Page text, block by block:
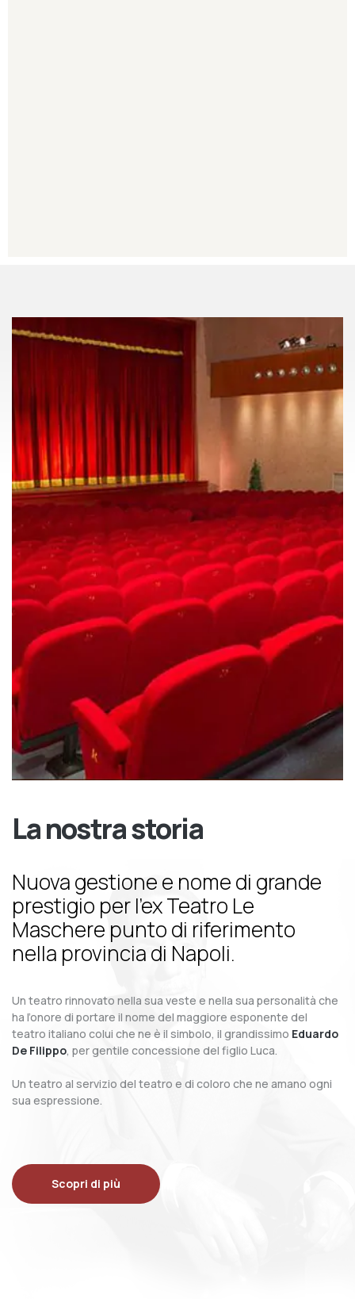
La nostra storia
Nuova gestione e nome di grande
prestigio per l’ex Teatro Le
Maschere punto di riferimento
nella provincia di Napoli.
Un teatro rinnovato nella sua veste e nella sua personalità che
ha l’onore di portare il nome del maggiore esponente del
teatro italiano colui che ne è il simbolo, il grandissimo Eduardo
De Filippo, per gentile concessione del figlio Luca.
Un teatro al servizio del teatro e di coloro che ne amano ogni
sua espressione.
Scopri di più